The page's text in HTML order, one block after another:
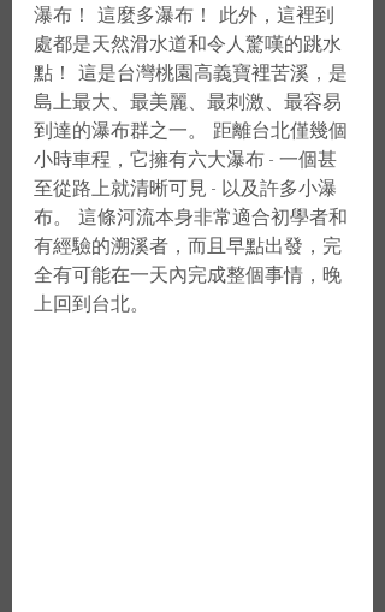
瀑布！ 這麼多瀑布！ 此外，這裡到
處都是天然滑水道和令人驚嘆的跳水
點！ 這是台灣桃園高義寶裡苦溪，是
島上最大、最美麗、最刺激、最容易
到達的瀑布群之一。 距離台北僅幾個
小時車程，它擁有六大瀑布 - 一個甚
至從路上就清晰可見 - 以及許多小瀑
布。 這條河流本身非常適合初學者和
有經驗的溯溪者，而且早點出發，完
全有可能在一天內完成整個事情，晚
上回到台北。